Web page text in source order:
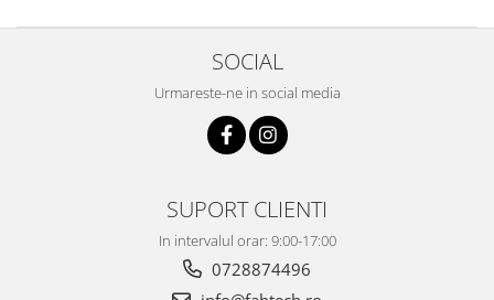
SOCIAL
Urmareste-ne in social media
SUPORT CLIENTI
In intervalul orar: 9:00-17:00
0728874496